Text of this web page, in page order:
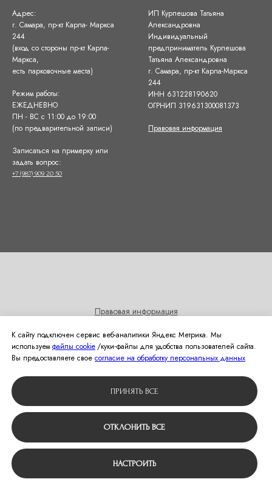
Адрес:
г. Самара, пр-кт Карла- Маркса
244
(вход со стороны пр-кт Карла-
Маркса,
есть парковочные места)
Режим работы:
ЕЖЕДНЕВНО
ПН - ВС с 11:00 до 19:00
(по предварительной записи)
Записаться на примерку или
задать вопрос:
+7 (987) 909 20 50
ИП Курпешова Татьяна
Александровна
Индивидуальный
предприниматель Курпешова
Татьяна Александровна
г. Самара, пр-кт Карла-Маркса
244
ИНН 631228190620
ОГРНИП 319631300081373
Правовая информация
Правовая информация
рассылок
Политика использования cookies
© 2024 Студия свадебной моды Оливия
К сайту подключен сервис веб-аналитики Яндекс Метрика. Мы
используемфайлы cookie/куки‑файлы для удобства пользователей сайта.
Вы предоставляете свое согласие на обработку персональных данных
ПРИНЯТЬ ВСЕ
ОТКЛОНИТЬ ВСЕ
НАСТРОИТЬ
Tilda